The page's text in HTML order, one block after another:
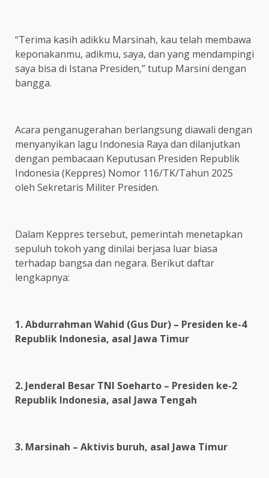
“Terima kasih adikku Marsinah, kau telah membawa
keponakanmu, adikmu, saya, dan yang mendampingi
saya bisa di Istana Presiden,” tutup Marsini dengan
bangga.
Acara penganugerahan berlangsung diawali dengan
menyanyikan lagu Indonesia Raya dan dilanjutkan
dengan pembacaan Keputusan Presiden Republik
Indonesia (Keppres) Nomor 116/TK/Tahun 2025
oleh Sekretaris Militer Presiden.
Dalam Keppres tersebut, pemerintah menetapkan
sepuluh tokoh yang dinilai berjasa luar biasa
terhadap bangsa dan negara. Berikut daftar
lengkapnya:
1. Abdurrahman Wahid (Gus Dur) – Presiden ke-4
Republik Indonesia, asal Jawa Timur
2. Jenderal Besar TNI Soeharto – Presiden ke-2
Republik Indonesia, asal Jawa Tengah
3. Marsinah – Aktivis buruh, asal Jawa Timur